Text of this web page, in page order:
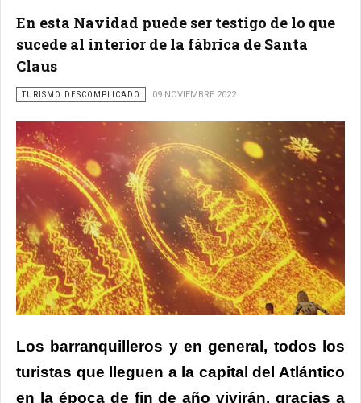
En esta Navidad puede ser testigo de lo que
sucede al interior de la fábrica de Santa
Claus
TURISMO DESCOMPLICADO 09 NOVIEMBRE 2022
Los barranquilleros y en general, todos los
turistas que lleguen a la capital del Atlántico
en la época de fin de año vivirán, gracias a